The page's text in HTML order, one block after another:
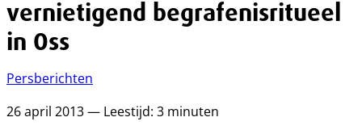
vernietigend begrafenisritueel
in Oss
Persberichten
26 april 2013 — Leestijd: 3 minuten